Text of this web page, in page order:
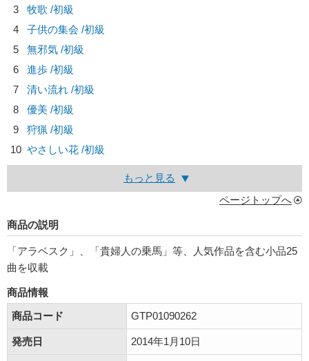
3
牧歌 /初級
4
子供の集会 /初級
5
無邪気 /初級
6
進歩 /初級
7
清い流れ /初級
8
優美 /初級
9
狩猟 /初級
10 やさしい花 /初級
もっと見る
ページトップへ
商品の説明
「アラベスク」、「貴婦人の乗馬」等、人気作品を含む小品25
曲を収載
商品情報
商品コード
GTP01090262
発売日 2014年1月10日